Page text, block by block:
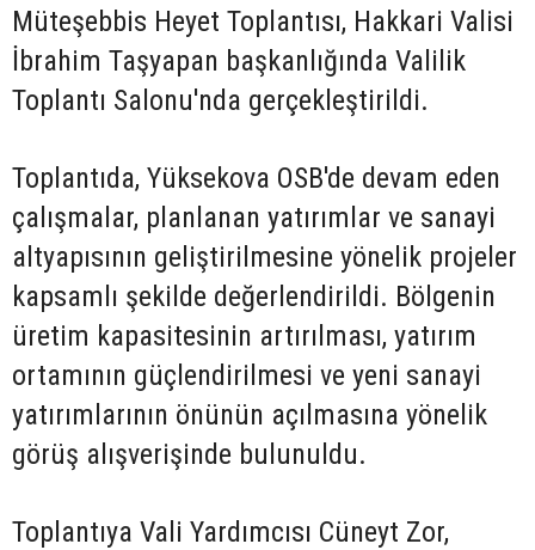
Müteşebbis Heyet Toplantısı, Hakkari Valisi
İbrahim Taşyapan başkanlığında Valilik
Toplantı Salonu'nda gerçekleştirildi.
Toplantıda, Yüksekova OSB'de devam eden
çalışmalar, planlanan yatırımlar ve sanayi
altyapısının geliştirilmesine yönelik projeler
kapsamlı şekilde değerlendirildi. Bölgenin
üretim kapasitesinin artırılması, yatırım
ortamının güçlendirilmesi ve yeni sanayi
yatırımlarının önünün açılmasına yönelik
görüş alışverişinde bulunuldu.
Toplantıya Vali Yardımcısı Cüneyt Zor,